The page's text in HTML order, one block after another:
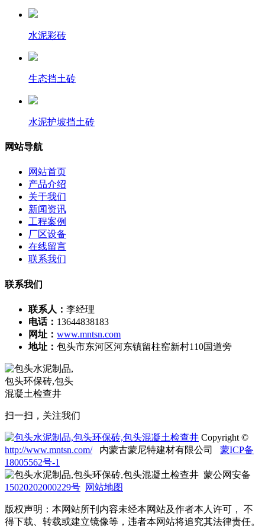
水泥彩砖
生态挡土砖
水泥护坡挡土砖
网站导航
网站首页
产品介绍
关于我们
新闻资讯
工程案例
厂区设备
在线留言
联系我们
联系我们
联系人： 李经理
电话： 13644838183
网址： www.mntsn.com
地址： 包头市东河区河东镇留柱窑新村110国道旁
扫一扫，关注我们
Copyright ©
http://www.mntsn.com/内蒙古蒙尼特建材有限公司 蒙ICP备
18005562号-1
蒙公网安备
15020202000229号 网站地图
版权声明：本网站所刊内容未经本网站及作者本人许可， 不
得下载、转载或建立镜像等，违者本网站将追究其法律责任。